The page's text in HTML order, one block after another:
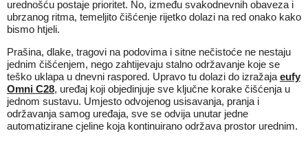
urednošću postaje prioritet. No, između svakodnevnih obaveza i
ubrzanog ritma, temeljito čišćenje rijetko dolazi na red onako kako
bismo htjeli.
Prašina, dlake, tragovi na podovima i sitne nečistoće ne nestaju
jednim čišćenjem, nego zahtijevaju stalno održavanje koje se
teško uklapa u dnevni raspored. Upravo tu dolazi do izražaja eufy
Omni C28, uređaj koji objedinjuje sve ključne korake čišćenja u
jednom sustavu. Umjesto odvojenog usisavanja, pranja i
održavanja samog uređaja, sve se odvija unutar jedne
automatizirane cjeline koja kontinuirano održava prostor urednim.